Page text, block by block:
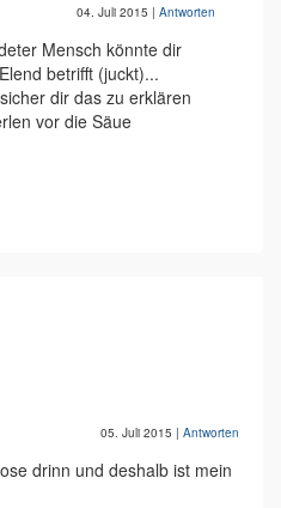
04. Juli 2015 | Antworten
Mensch könnte dir
betrifft (juckt)...
dir das zu erklären
vor die Säue
05. Juli 2015 | Antworten
drinn und deshalb ist mein